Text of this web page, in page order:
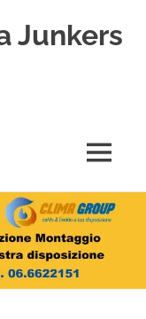
Junkers
MENU